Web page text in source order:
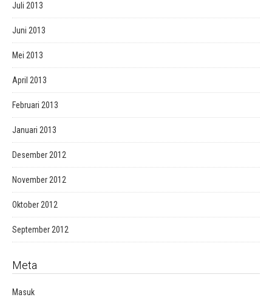
Juli 2013
Juni 2013
Mei 2013
April 2013
Februari 2013
Januari 2013
Desember 2012
November 2012
Oktober 2012
September 2012
Meta
Masuk